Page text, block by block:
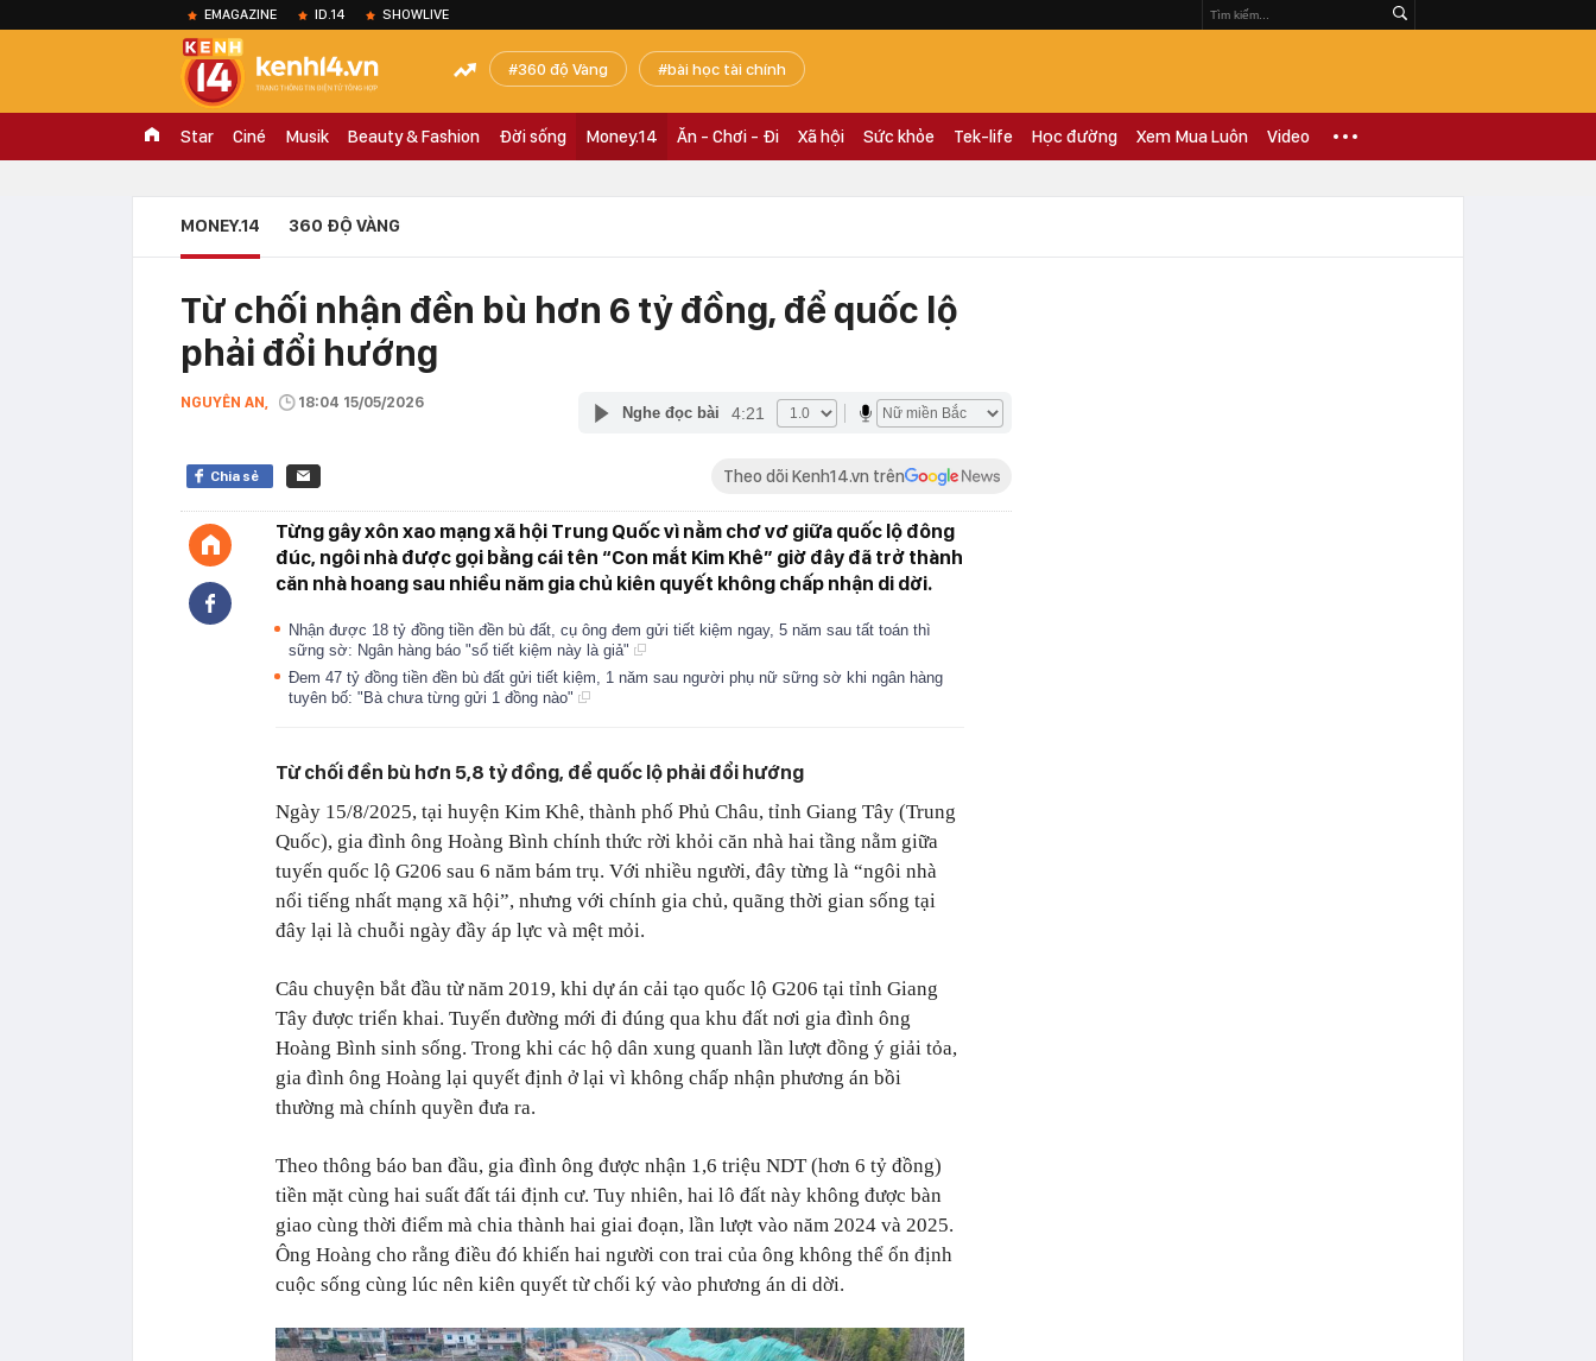
EMAGAZINE ID.14 SHOWLIVE
360 độ Vàng bài học tài chính
Star Ciné Musik Beauty & Fashion Đời sống Money.14 Ăn - Chơi - Đi Xã hội Sức khỏe Tek-life Học đường Xem Mua Luôn Video
MONEY.14 360 ĐỘ VÀNG
Từ chối nhận đền bù hơn 6 tỷ đồng, để quốc lộ
phải đổi hướng
NGUYÊN AN, 18:04 15/05/2026
Nghe đọc bài 4:21
Chia sẻ Theo dõi Kenh14.vn trên
Từng gây xôn xao mạng xã hội Trung Quốc vì nằm chơ vơ giữa quốc lộ đông
đúc, ngôi nhà được gọi bằng cái tên “Con mắt Kim Khê” giờ đây đã trở thành
căn nhà hoang sau nhiều năm gia chủ kiên quyết không chấp nhận di dời.
Nhận được 18 tỷ đồng tiền đền bù đất, cụ ông đem gửi tiết kiệm ngay, 5 năm sau tất toán thì
sững sờ: Ngân hàng báo "sổ tiết kiệm này là giả"
Đem 47 tỷ đồng tiền đền bù đất gửi tiết kiệm, 1 năm sau người phụ nữ sững sờ khi ngân hàng
tuyên bố: "Bà chưa từng gửi 1 đồng nào"
Từ chối đền bù hơn 5,8 tỷ đồng, để quốc lộ phải đổi hướng
Ngày 15/8/2025, tại huyện Kim Khê, thành phố Phủ Châu, tỉnh Giang Tây (Trung
Quốc), gia đình ông Hoàng Bình chính thức rời khỏi căn nhà hai tầng nằm giữa
tuyến quốc lộ G206 sau 6 năm bám trụ. Với nhiều người, đây từng là “ngôi nhà
nổi tiếng nhất mạng xã hội”, nhưng với chính gia chủ, quãng thời gian sống tại
đây lại là chuỗi ngày đầy áp lực và mệt mỏi.
Câu chuyện bắt đầu từ năm 2019, khi dự án cải tạo quốc lộ G206 tại tỉnh Giang
Tây được triển khai. Tuyến đường mới đi đúng qua khu đất nơi gia đình ông
Hoàng Bình sinh sống. Trong khi các hộ dân xung quanh lần lượt đồng ý giải tỏa,
gia đình ông Hoàng lại quyết định ở lại vì không chấp nhận phương án bồi
thường mà chính quyền đưa ra.
Theo thông báo ban đầu, gia đình ông được nhận 1,6 triệu NDT (hơn 6 tỷ đồng)
tiền mặt cùng hai suất đất tái định cư. Tuy nhiên, hai lô đất này không được bàn
giao cùng thời điểm mà chia thành hai giai đoạn, lần lượt vào năm 2024 và 2025.
Ông Hoàng cho rằng điều đó khiến hai người con trai của ông không thể ổn định
cuộc sống cùng lúc nên kiên quyết từ chối ký vào phương án di dời.